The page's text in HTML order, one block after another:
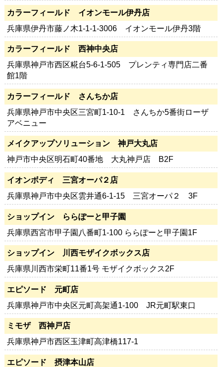
カラーフィールド イオンモール伊丹店
兵庫県伊丹市藤ノ木1-1-1-3006 イオンモール伊丹3階
カラーフィールド 西神中央店
兵庫県神戸市西区糀台5-6-1-505 プレンティ専門店二番
館1階
カラーフィールド さんちか店
兵庫県神戸市中央区三宮町1-10-1 さんちか5番街ローザ
アベニュー
メイクアップソリューション 神戸大丸店
神戸市中央区明石町40番地 大丸神戸店 B2F
イオンボディ 三宮オーパ２店
兵庫県神戸市中央区雲井通6-1-15 三宮オーパ２ 3F
ショップイン ららぽーと甲子園
兵庫県西宮市甲子園八番町1-100 ららぽーと甲子園1F
ショップイン 川西モザイクボックス店
兵庫県川西市栄町11番1号 モザイクボックス2F
エピソード 元町店
兵庫県神戸市中央区元町高架通1-100 JR元町駅東口
ミモザ 西神戸店
兵庫県神戸市西区玉津町高津橋117-1
エピソード 摂津本山店